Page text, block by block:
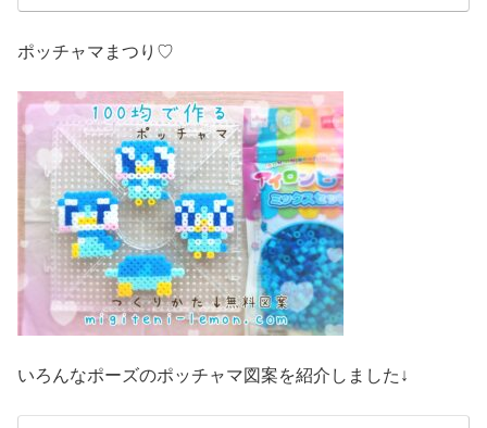
ポッチャマまつり♡
いろんなポーズのポッチャマ図案を紹介しました↓